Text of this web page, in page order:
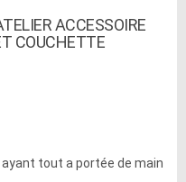
ACCESSOIRE
COUCHETTE
tout a portée de main